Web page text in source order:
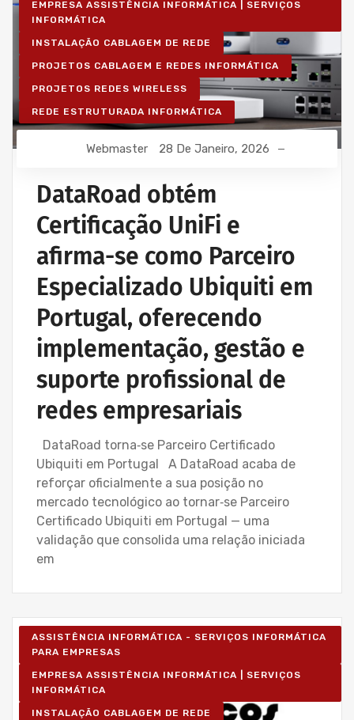
EMPRESA ASSISTÊNCIA INFORMÁTICA | SERVIÇOS
INFORMÁTICA
INSTALAÇÃO CABLAGEM DE REDE
PROJETOS CABLAGEM E REDES INFORMÁTICA
PROJETOS REDES WIRELESS
REDE ESTRUTURADA INFORMÁTICA
Webmaster 28 De Janeiro, 2026
DataRoad obtém
Certificação UniFi e
afirma-se como Parceiro
Especializado Ubiquiti em
Portugal, oferecendo
implementação, gestão e
suporte profissional de
redes empresariais
DataRoad torna‑se Parceiro Certificado
Ubiquiti em Portugal A DataRoad acaba de
reforçar oficialmente a sua posição no
mercado tecnológico ao tornar‑se Parceiro
Certificado Ubiquiti em Portugal — uma
validação que consolida uma relação iniciada
em
ASSISTÊNCIA INFORMÁTICA - SERVIÇOS INFORMÁTICA
PARA EMPRESAS
EMPRESA ASSISTÊNCIA INFORMÁTICA | SERVIÇOS
INFORMÁTICA
INSTALAÇÃO CABLAGEM DE REDE